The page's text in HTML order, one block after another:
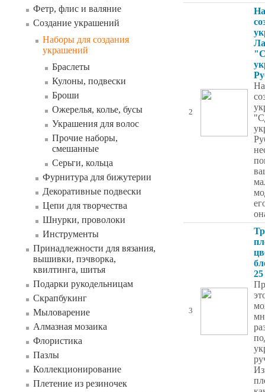
Фетр, флис и валяние
Создание украшений
Наборы для создания
украшений
Браслеты
Кулоны, подвески
Броши
Ожерелья, колье, бусы
Украшения для волос
Прочие наборы,
смешанные
Серьги, кольца
Фурнитура для бижутерии
Декоративные подвески
Цепи для творчества
Шнурки, проволоки
Инструменты
Принадлежности для вязания,
вышивки, пэчворка,
квилтинга, шитья
Подарки рукодельницам
Скрапбукинг
Мыловарение
Алмазная мозаика
Флористика
Пазлы
Коллекционирование
Плетение из резиночек
2
3